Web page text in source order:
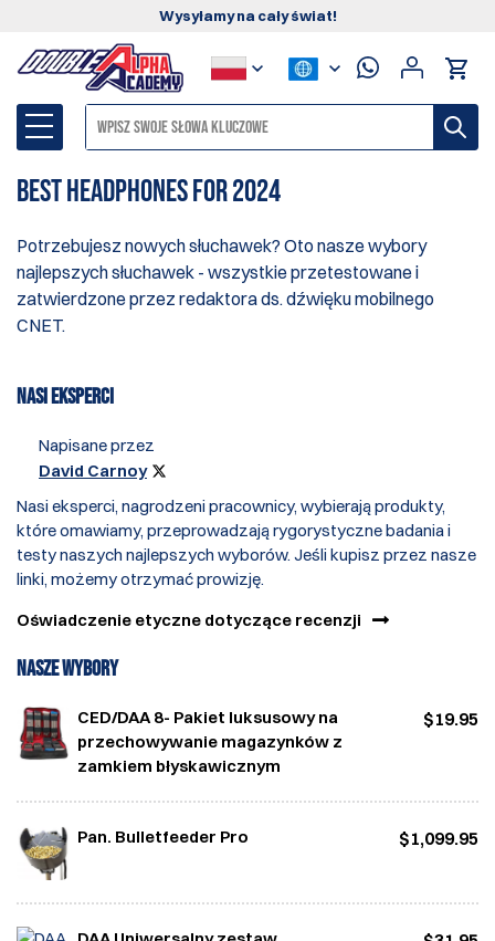
Wysyłamy na cały świat!
Best Headphones for 2024
Potrzebujesz nowych słuchawek? Oto nasze wybory
najlepszych słuchawek - wszystkie przetestowane i
zatwierdzone przez redaktora ds. dźwięku mobilnego
CNET.
NASI EKSPERCI
Napisane przez
David Carnoy
Nasi eksperci, nagrodzeni pracownicy, wybierają produkty,
które omawiamy, przeprowadzają rygorystyczne badania i
testy naszych najlepszych wyborów. Jeśli kupisz przez nasze
linki, możemy otrzymać prowizję.
Oświadczenie etyczne dotyczące recenzji
NASZE WYBORY
CED/DAA 8- Pakiet luksusowy na
przechowywanie magazynków z
zamkiem błyskawicznym
$19.95
Pan. Bulletfeeder Pro $1,099.95